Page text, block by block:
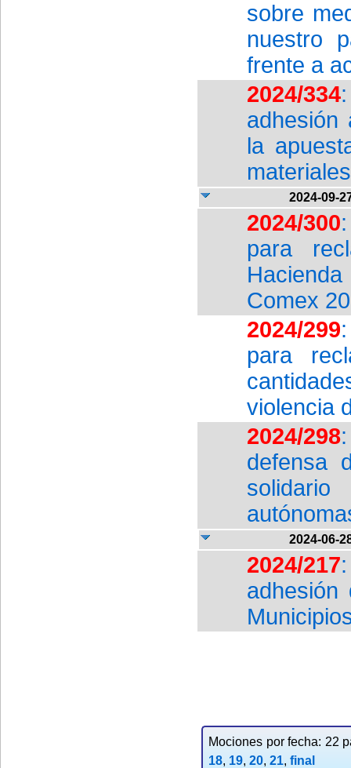
sobre
nuestro
frente a
2024/334
adhesión
la
2024-09-
2024/300
para
Comex
2024/299
para
violencia
2024/298
defensa
2024-06-
2024/217
Mociones por fecha: 22
18, 19, 20, 21, final